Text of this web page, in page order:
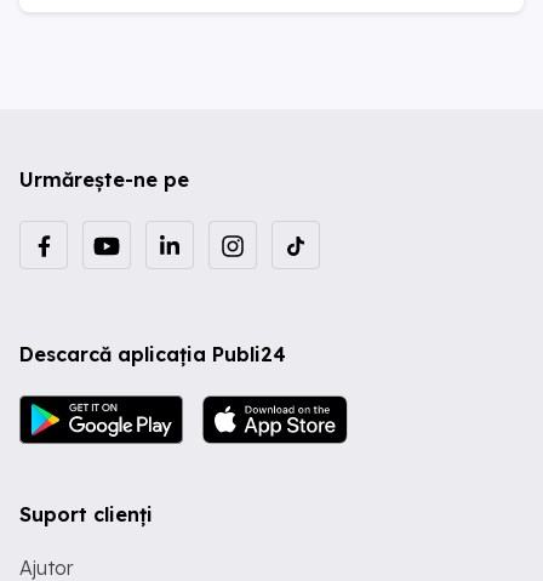
Urmărește-ne pe
Descarcă aplicația Publi24
Suport clienți
Ajutor